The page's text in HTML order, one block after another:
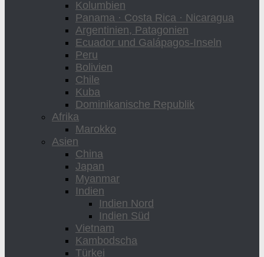
Kolumbien
Panama · Costa Rica · Nicaragua
Argentinien, Patagonien
Ecuador und Galápagos-Inseln
Peru
Bolivien
Chile
Kuba
Dominikanische Republik
Afrika
Marokko
Asien
China
Japan
Myanmar
Indien
Indien Nord
Indien Süd
Vietnam
Kambodscha
Türkei